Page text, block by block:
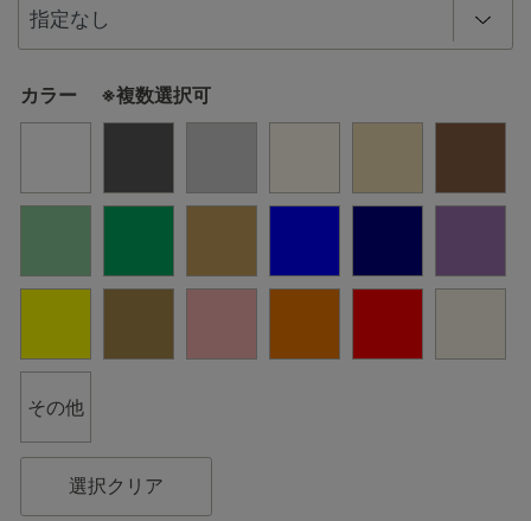
カラー ※複数選択可
その他
選択クリア